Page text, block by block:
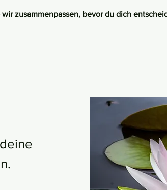
zusammenpassen, bevor du dich